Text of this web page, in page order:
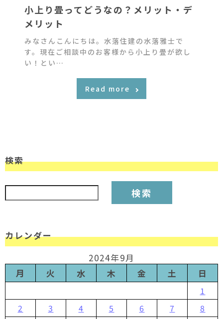
小上り畳ってどうなの？メリット・デ
メリット
みなさんこんにちは。水落住建の水落雅士で
す。現在ご相談中のお客様から小上り畳が欲し
い！とい…
Read more
検索
検索:
カレンダー
2024年9月
月
火 水 木 金 土 日
1
2
3 4 5 6 7
8